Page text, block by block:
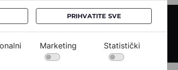
/ FAQ
/
NEWSLETTER
Ostanimo u kontaktu*
PRIHVATITE SVE
Marketing Statistički